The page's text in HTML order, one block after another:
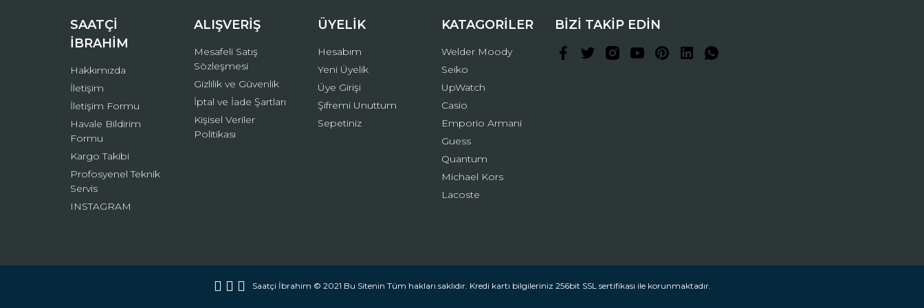
Bu ürüne benzer farklı alternatifler olmalı.
Gönder
SAATÇİ
İBRAHİM
Hakkımızda
İletişim
İletişim Formu
Havale Bildirim
Formu
Kargo Takibi
Profosyenel Teknik
Servis
INSTAGRAM
ALIŞVERİŞ
Mesafeli Satış
Sözleşmesi
Gizlilik ve Güvenlik
İptal ve İade Şartları
Kişisel Veriler
Politikası
ÜYELİK
Hesabım
Yeni Üyelik
Üye Girişi
Şifremi Unuttum
Sepetiniz
KATAGORİLER
Welder Moody
Seiko
UpWatch
Casio
Emporio Armani
Guess
Quantum
Michael Kors
Lacoste
BİZİ TAKİP EDİN
Saatçi İbrahim © 2021 Bu Sitenin Tüm hakları saklıdır. Kredi kartı bilgileriniz 256bit SSL sertifikası ile korunmaktadır.